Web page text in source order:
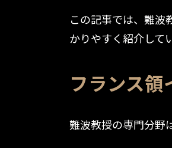
この記事では、難波
かりやすく紹介して
フランス領
難波教授の専門分野